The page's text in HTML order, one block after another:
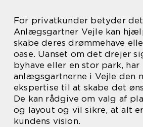
For privatkunder betyder
Anlægsgartner Vejle kan
skabe deres drømmehave
oase. Uanset om det drejer
byhave eller en stor park, har
anlægsgartnerne i Vejle den
ekspertise til at skabe det
De kan rådgive om valg af
og layout og vil sikre, at alt
kundens vision.